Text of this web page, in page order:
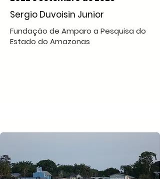
Sergio Duvoisin Junior
Fundação de Amparo a Pesquisa do
Estado do Amazonas